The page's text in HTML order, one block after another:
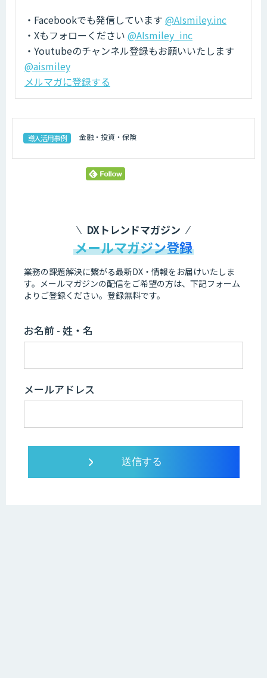
・Facebookでも発信しています @AIsmiley.inc
・Xもフォローください @AIsmiley_inc
・Youtubeのチャンネル登録もお願いいたします
@aismiley
メルマガに登録する
導入活用事例 金融・投資・保険
DXトレンドマガジン
メールマガジン登録
業務の課題解決に繋がる最新DX・情報をお届けいたしま
す。 メールマガジンの配信をご希望の方は、下記フォーム
よりご登録ください。登録無料です。
お名前 - 姓・名
メールアドレス